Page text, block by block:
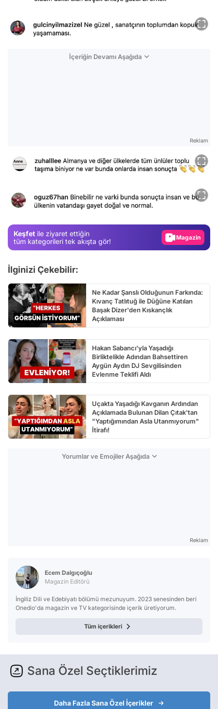
İçeriğin Devamı Aşağıda
Reklam
Keşfet ile ziyaret ettiğin
tüm kategorileri tek akışta gör!
Video
Test
Video
İlginizi Çekebilir:
Ne Kadar Şanslı Olduğunun Farkında:
Kıvanç Tatlıtuğ ile Düğüne Katılan
Başak Dizer'den Kıskançlık
Açıklaması
Hakan Sabancı'yla Yaşadığı
Birliktelikle Adından Bahsettiren
Aygün Aydın DJ Sevgilisinden
Evlenme Teklifi Aldı
Uçakta Yaşadığı Kavganın Ardından
Açıklamada Bulunan Dilan Çıtak'tan
"Yaptığımından Asla Utanmıyorum"
İtirafı!
Yorumlar ve Emojiler Aşağıda
Reklam
Ecem Dalgıçoğlu
Magazin Editörü
İngiliz Dili ve Edebiyatı bölümü mezunuyum. 2023 senesinden beri
Onedio'da magazin ve TV kategorisinde içerik üretiyorum.
Tüm içerikleri
Sana Özel Seçtiklerimiz
Daha Fazla Sana Özel İçerikler